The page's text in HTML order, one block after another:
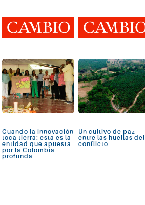
Cuando la innovación
toca tierra: esta es la
entidad que apuesta
por la Colombia
profunda
Un cultivo de paz
entre las huellas del
conflicto